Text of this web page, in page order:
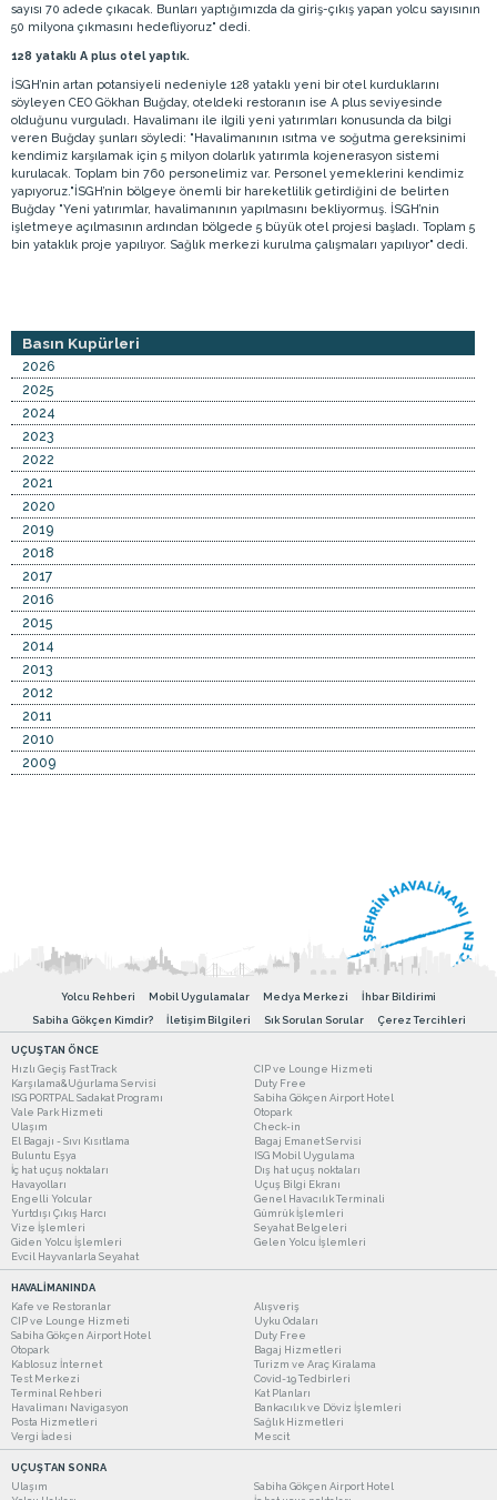
sayısı 70 adede çıkacak. Bunları yaptığımızda da giriş-çıkış yapan yolcu sayısının
50 milyona çıkmasını hedefliyoruz" dedi.
128 yataklı A plus otel yaptık.
İSGH’nin artan potansiyeli nedeniyle 128 yataklı yeni bir otel kurduklarını
söyleyen CEO Gökhan Buğday, oteldeki restoranın ise A plus seviyesinde
olduğunu vurguladı. Havalimanı ile ilgili yeni yatırımları konusunda da bilgi
veren Buğday şunları söyledi: "Havalimanının ısıtma ve soğutma gereksinimi
kendimiz karşılamak için 5 milyon dolarlık yatırımla kojenerasyon sistemi
kurulacak. Toplam bin 760 personelimiz var. Personel yemeklerini kendimiz
yapıyoruz."İSGH’nin bölgeye önemli bir hareketlilik getirdiğini de belirten
Buğday "Yeni yatırımlar, havalimanının yapılmasını bekliyormuş. İSGH’nin
işletmeye açılmasının ardından bölgede 5 büyük otel projesi başladı. Toplam 5
bin yataklık proje yapılıyor. Sağlık merkezi kurulma çalışmaları yapılıyor" dedi.
Basın Kupürleri
2026
2025
2024
2023
2022
2021
2020
2019
2018
2017
2016
2015
2014
2013
2012
2011
2010
2009
Yolcu Rehberi Mobil Uygulamalar Medya Merkezi
İhbar Bildirimi
Sabiha Gökçen Kimdir?
İletişim Bilgileri Sık Sorulan Sorular Çerez Tercihleri
UÇUŞTAN ÖNCE
Hızlı Geçiş Fast Track
CIP ve Lounge Hizmeti
Karşılama&Uğurlama Servisi
Duty Free
ISG PORTPAL Sadakat Programı
Sabiha Gökçen Airport Hotel
Vale Park Hizmeti
Otopark
Ulaşım
Check-in
El Bagajı - Sıvı Kısıtlama
Bagaj Emanet Servisi
Buluntu Eşya
ISG Mobil Uygulama
İç hat uçuş noktaları
Dış hat uçuş noktaları
Havayolları
Uçuş Bilgi Ekranı
Engelli Yolcular
Genel Havacılık Terminali
Yurtdışı Çıkış Harcı
Gümrük İşlemleri
Vize İşlemleri
Seyahat Belgeleri
Giden Yolcu İşlemleri
Gelen Yolcu İşlemleri
Evcil Hayvanlarla Seyahat
HAVALİMANINDA
Kafe ve Restoranlar
Alışveriş
CIP ve Lounge Hizmeti
Uyku Odaları
Sabiha Gökçen Airport Hotel
Duty Free
Otopark
Bagaj Hizmetleri
Kablosuz İnternet
Turizm ve Araç Kiralama
Test Merkezi
Covid-19 Tedbirleri
Terminal Rehberi
Kat Planları
Havalimanı Navigasyon
Bankacılık ve Döviz İşlemleri
Posta Hizmetleri
Sağlık Hizmetleri
Vergi İadesi
Mescit
UÇUŞTAN SONRA
Ulaşım
Sabiha Gökçen Airport Hotel